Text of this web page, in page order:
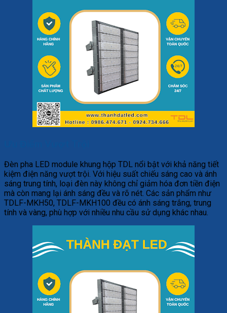
Đèn pha LED module khung hộp TDL nổi bật với khả năng tiết
kiệm điện năng vượt trội. Với hiệu suất chiếu sáng cao và ánh
sáng trung tính, loại đèn này không chỉ giảm hóa đơn tiền điện
mà còn mang lại ánh sáng đều và rõ nét. Các sản phẩm như
TDLF-MKH50, TDLF-MKH100 đều có ánh sáng trắng, trung
tính và vàng, phù hợp với nhiều nhu cầu sử dụng khác nhau.